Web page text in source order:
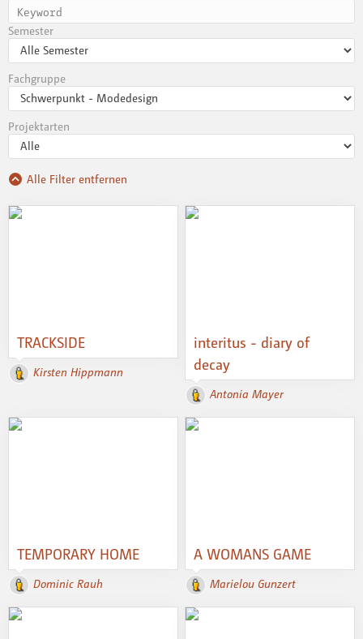
Semester
Fachgruppe
Projektarten
Alle Filter entfernen
TRACKSIDE
Kirsten Hippmann
interitus - diary of
decay
Antonia Mayer
TEMPORARY HOME
Dominic Rauh
A WOMANS GAME
Marielou Gunzert